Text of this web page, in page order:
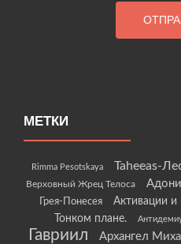
МЕТКИ
Rimma Pesotskaya Taheeas-
Верховный Жрец Телоса
Грея-Понесея
Активации и
Тонком плане.
Гавриил
Архангел